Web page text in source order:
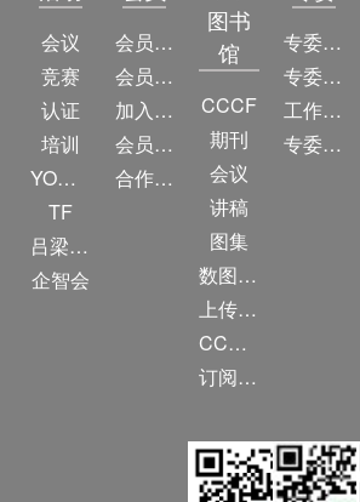
会议
竞赛
认证
培训
YOCSEF
TF
吕梁振兴
企智会
会员简介
会员权益
加入CCF
会员交费
合作伙伴
图书
馆
CCCF
期刊
会议
讲稿
图集
数图编审委员会
上传/发布作品
CCF DL Focus
订阅《计算》
专委简介
专委条例
工作问答
专委名单